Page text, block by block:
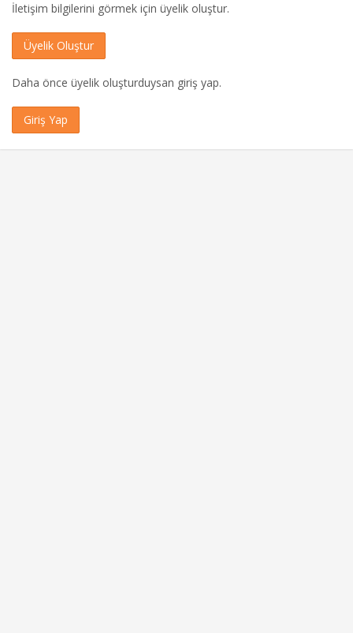
İletişim bilgilerini görmek için üyelik oluştur.
Üyelik Oluştur
Daha önce üyelik oluşturduysan giriş yap.
Giriş Yap